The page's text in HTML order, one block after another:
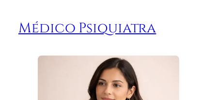
Médico Psiquiatra